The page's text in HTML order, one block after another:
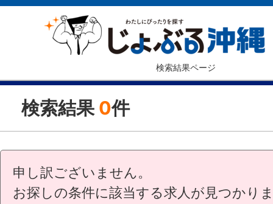
検索結果ページ
検索結果 0件
申し訳ございません。
お探しの条件に該当する求人が見つかり